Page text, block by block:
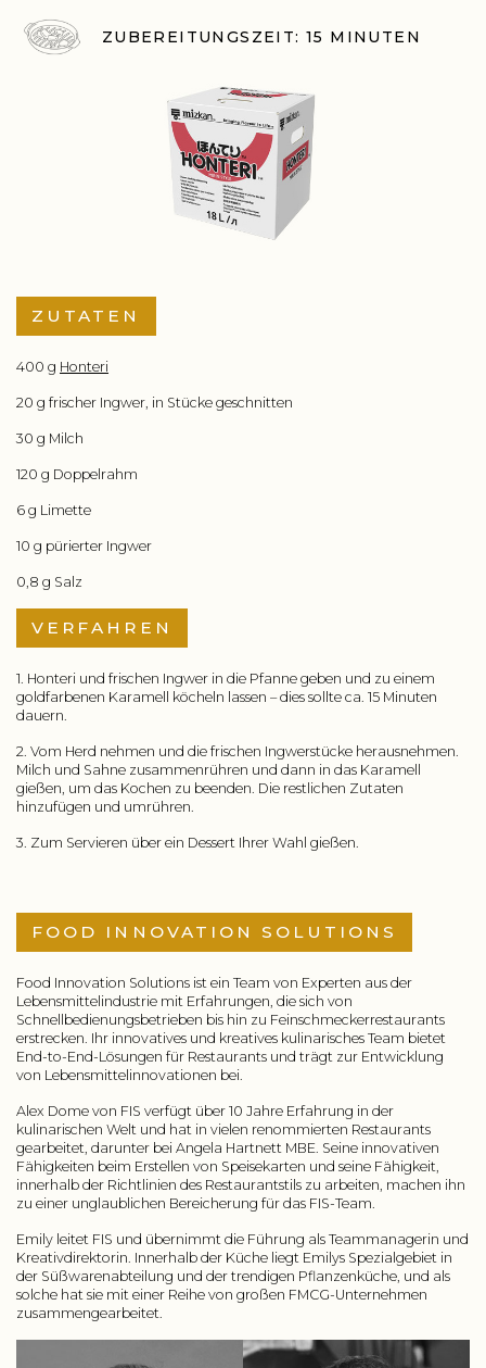
ZUBEREITUNGSZEIT: 15 MINUTEN
ZUTATEN
400 g Honteri
20 g frischer Ingwer, in Stücke geschnitten
30 g Milch
120 g Doppelrahm
6 g Limette
10 g pürierter Ingwer
0,8 g Salz
VERFAHREN
1. Honteri und frischen Ingwer in die Pfanne geben und zu einem
goldfarbenen Karamell köcheln lassen – dies sollte ca. 15 Minuten
dauern.
2. Vom Herd nehmen und die frischen Ingwerstücke herausnehmen.
Milch und Sahne zusammenrühren und dann in das Karamell
gießen, um das Kochen zu beenden. Die restlichen Zutaten
hinzufügen und umrühren.
3. Zum Servieren über ein Dessert Ihrer Wahl gießen.
FOOD INNOVATION SOLUTIONS
Food Innovation Solutions ist ein Team von Experten aus der
Lebensmittelindustrie mit Erfahrungen, die sich von
Schnellbedienungsbetrieben bis hin zu Feinschmeckerrestaurants
erstrecken. Ihr innovatives und kreatives kulinarisches Team bietet
End-to-End-Lösungen für Restaurants und trägt zur Entwicklung
von Lebensmittelinnovationen bei.
Alex Dome von FIS verfügt über 10 Jahre Erfahrung in der
kulinarischen Welt und hat in vielen renommierten Restaurants
gearbeitet, darunter bei Angela Hartnett MBE. Seine innovativen
Fähigkeiten beim Erstellen von Speisekarten und seine Fähigkeit,
innerhalb der Richtlinien des Restaurantstils zu arbeiten, machen ihn
zu einer unglaublichen Bereicherung für das FIS-Team.
Emily leitet FIS und übernimmt die Führung als Teammanagerin und
Kreativdirektorin. Innerhalb der Küche liegt Emilys Spezialgebiet in
der Süßwarenabteilung und der trendigen Pflanzenküche, und als
solche hat sie mit einer Reihe von großen FMCG-Unternehmen
zusammengearbeitet.